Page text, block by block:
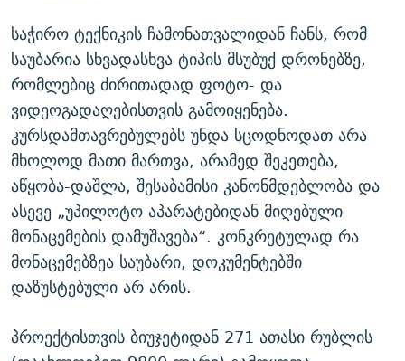
საჭირო ტექნიკის ჩამონათვალიდან ჩანს, რომ
საუბარია სხვადასხვა ტიპის მსუბუქ დრონებზე,
რომლებიც ძირითადად ფოტო- და
ვიდეოგადაღებისთვის გამოიყენება.
კურსდამთავრებულებს უნდა სცოდნოდათ არა
მხოლოდ მათი მართვა, არამედ შეკეთება,
აწყობა-დაშლა, შესაბამისი კანონმდებლობა და
ასევე „უპილოტო აპარატებიდან მიღებული
მონაცემების დამუშავება“. კონკრეტულად რა
მონაცემებზეა საუბარი, დოკუმენტებში
დაზუსტებული არ არის.
პროექტისთვის ბიუჯეტიდან 271 ათასი რუბლის